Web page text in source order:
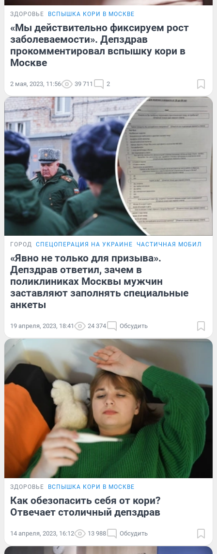
ЗДОРОВЬЕ ВСПЫШКА КОРИ В МОСКВЕ
«Мы действительно фиксируем рост
заболеваемости». Депздрав
прокомментировал вспышку кори в
Москве
2 мая, 2023, 11:56 39 711 2
ГОРОД СПЕЦОПЕРАЦИЯ НА УКРАИНЕ ЧАСТИЧНАЯ
«Явно не только для призыва».
Депздрав ответил, зачем в
поликлиниках Москвы мужчин
заставляют заполнять специальные
анкеты
19 апреля, 2023, 18:41 24 374 Обсудить
ЗДОРОВЬЕ ВСПЫШКА КОРИ В МОСКВЕ
Как обезопасить себя от кори?
Отвечает столичный депздрав
14 апреля, 2023, 16:12 13 988 Обсудить